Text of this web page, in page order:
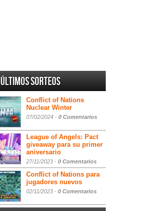
Últimos sorteos
Conflict of Nations
Nuclear Winter
07/02/2024 - 0 Comentarios
League of Angels: Pact
giveaway para su primer
aniversario
27/11/2023 - 0 Comentarios
Conflict of Nations para
jugadores nuevos
02/11/2023 - 0 Comentarios